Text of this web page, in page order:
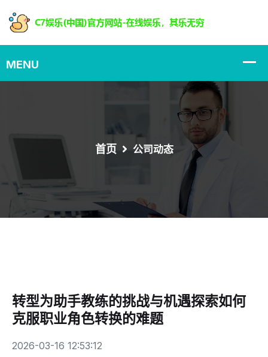
首页 公司动态
转型为助手教练的挑战与机遇探索如何
克服职业角色转换的难题
2026-03-16 12:53:12